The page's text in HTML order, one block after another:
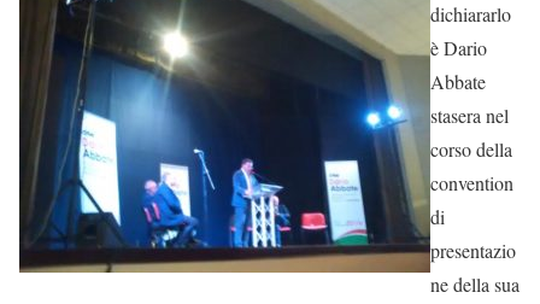
dichiararlo
è Dario
Abbate
stasera nel
corso della
convention
di
presentazio
ne della sua